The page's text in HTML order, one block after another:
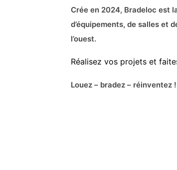
Crée en 2024, Bradeloc est
d’équipements, de salles et
l’ouest.
Réalisez vos projets et
Louez – bradez – réinventez !